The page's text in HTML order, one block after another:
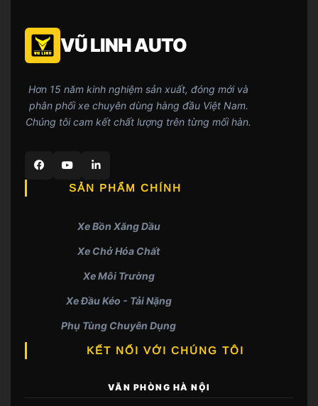
VŨ LINH AUTO
Hơn 15 năm kinh nghiệm sản xuất, đóng mới và
phân phối xe chuyên dùng hàng đầu Việt Nam.
Chúng tôi cam kết chất lượng trên từng mối hàn.
SẢN PHẨM CHÍNH
Xe Bồn Xăng Dầu
Xe Chở Hóa Chất
Xe Môi Trường
Xe Đầu Kéo - Tải Nặng
Phụ Tùng Chuyên Dụng
KẾT NỐI VỚI CHÚNG TÔI
VĂN PHÒNG HÀ NỘI